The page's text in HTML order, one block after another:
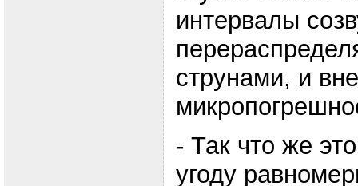
интервалы
струнами, и
- Так что же
угоду